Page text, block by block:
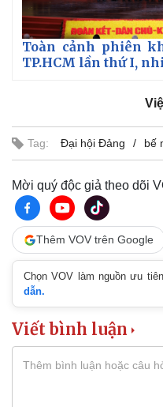
Toàn cảnh phiên
TP.HCM lần thứ I,
Tag: Đại hội Đảng bế
Mời quý độc giả theo dõi
Thêm VOV trên Google
Chọn VOV làm nguồn ưu
dẫn.
Viết bình luận